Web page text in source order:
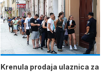
Krenula prodaja ulaznica za